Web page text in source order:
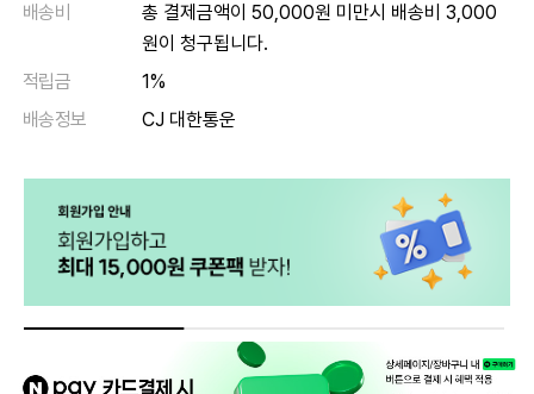
배송비
총 결제금액이 50,000원 미만시 배송비 3,000
원이 청구됩니다.
적립금
1%
배송정보
CJ 대한통운